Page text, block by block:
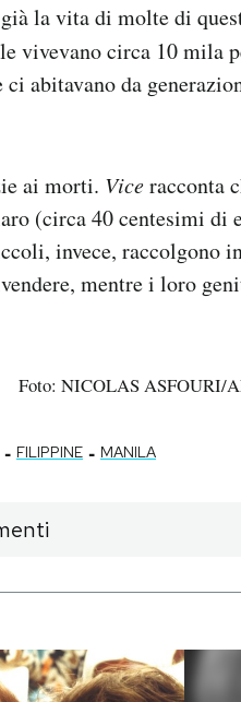
già la vita di molte di
vivevano circa 10 mila
abitavano da
ai morti. Viceracconta
(circa 40 centesimi di
invece, raccolgono
mentre i loro
Foto: NICOLAS ASFOURI/
- FILIPPINE - MANILA